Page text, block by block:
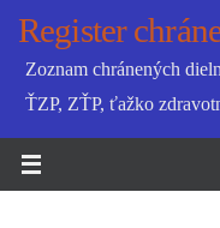
SkipRegister
Zoznam chránených
ŤZP, ZŤP, ťažko